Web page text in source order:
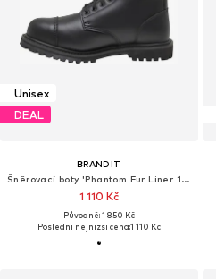
Unisex
DEAL
BRANDIT
Šněrovací boty 'Phantom Fur Liner 10'
1 110 Kč
Původně: 1 850 Kč
Poslední nejnižší cena:1 110 Kč